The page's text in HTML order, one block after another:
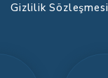
Gizlilik Sözleşmesi